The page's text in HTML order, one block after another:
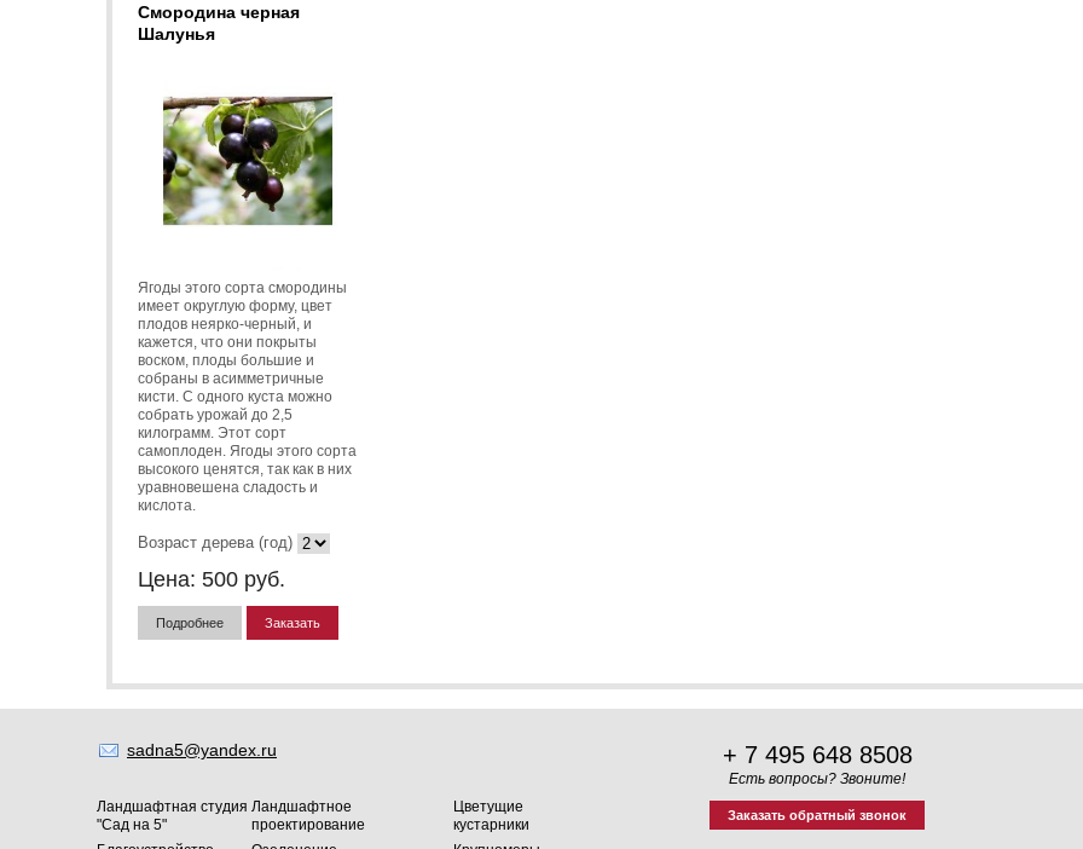
Смородина черная
Шалунья
Ягоды этого сорта смородины
имеет округлую форму, цвет
плодов неярко-черный, и
кажется, что они покрыты
воском, плоды большие и
собраны в асимметричные
кисти. С одного куста можно
собрать урожай до 2,5
килограмм. Этот сорт
самоплоден. Ягоды этого сорта
высокого ценятся, так как в них
уравновешена сладость и
кислота.
Возраст дерева (год)
Цена: 500 руб.
Подробнее Заказать
sadna5@yandex.ru
Ландшафтная студия
"Сад на 5"
Ландшафтное
проектирование
Цветущие
кустарники
+ 7 495 648 8508
Есть вопросы? Звоните!
Заказать обратный звонок